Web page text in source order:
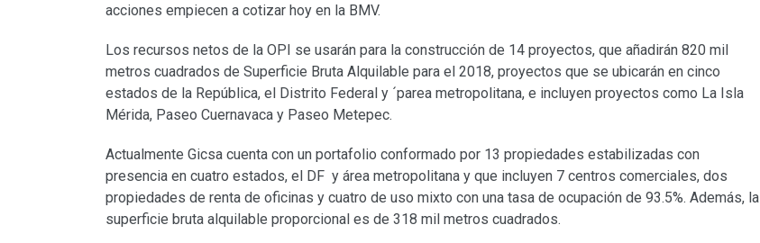
acciones empiecen a cotizar hoy en la BMV.
Los recursos netos de la OPI se usarán para la construcción de 14 proyectos, que añadirán 820 mil
metros cuadrados de Superficie Bruta Alquilable para el 2018, proyectos que se ubicarán en cinco
estados de la República, el Distrito Federal y ´parea metropolitana, e incluyen proyectos como La Isla
Mérida, Paseo Cuernavaca y Paseo Metepec.
Actualmente Gicsa cuenta con un portafolio conformado por 13 propiedades estabilizadas con
presencia en cuatro estados, el DF y área metropolitana y que incluyen 7 centros comerciales, dos
propiedades de renta de oficinas y cuatro de uso mixto con una tasa de ocupación de 93.5%. Además, la
superficie bruta alquilable proporcional es de 318 mil metros cuadrados.